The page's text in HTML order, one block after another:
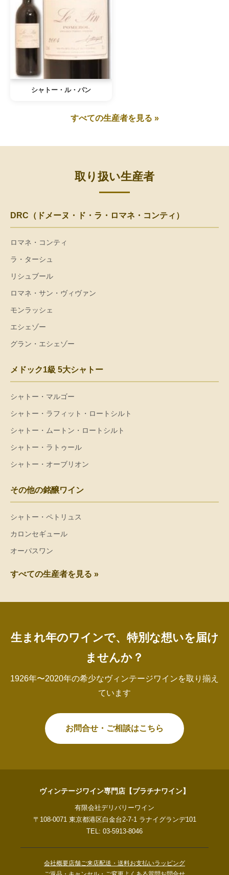
シャトー・ル・パン
すべての生産者を見る »
取り扱い生産者
DRC（ドメーヌ・ド・ラ・ロマネ・コンティ）
ロマネ・コンティ
ラ・ターシュ
リシュブール
ロマネ・サン・ヴィヴァン
モンラッシェ
エシェゾー
グラン・エシェゾー
メドック1級 5大シャトー
シャトー・マルゴー
シャトー・ラフィット・ロートシルト
シャトー・ムートン・ロートシルト
シャトー・ラトゥール
シャトー・オーブリオン
その他の銘醸ワイン
シャトー・ペトリュス
カロンセギュール
オーパスワン
すべての生産者を見る »
生まれ年のワインで、特別な想いを届け
ませんか？
1926年〜2020年の希少なヴィンテージワインを取り揃え
ています
お問合せ・ご相談はこちら
ヴィンテージワイン専門店【プラチナワイン】
有限会社デリバリーワイン
〒108-0071 東京都港区白金台2-7-1 ラナイグランデ101
TEL: 03-5913-8046
会社概要店舗ご来店配送・送料お支払いラッピング